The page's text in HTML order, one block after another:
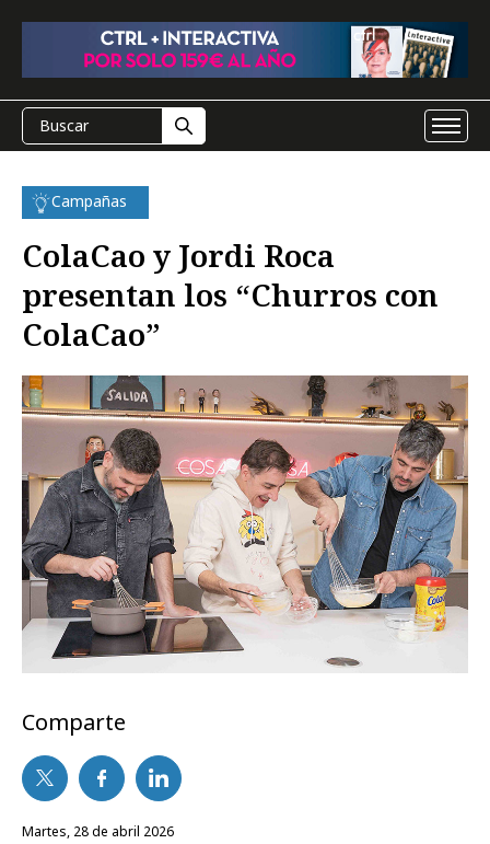
Campañas
ColaCao y Jordi Roca
presentan los “Churros con
ColaCao”
Comparte
martes, 28 de abril 2026